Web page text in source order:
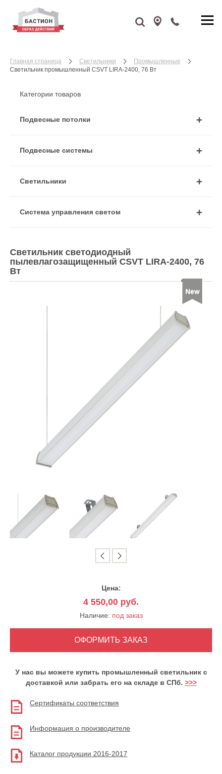
Главная страница Cветильники
Промышленные
Светильник промышленный CSVT LIRA-2400, 76 Вт
Категории товаров
Подвесные потолки
Подвесные системы
Cветильники
Система управления светом
Светильник светодиодный
пылевлагозащищенный CSVT LIRA-2400, 76
Вт
Цена:
4 550,00 руб.
Наличие: под заказ
У нас вы можете купить промышленный светильник с
доставкой или забрать его на складе в СПб. >>>
Сертификаты соответствия
Информация о производителе
Каталог продукции 2016-2017